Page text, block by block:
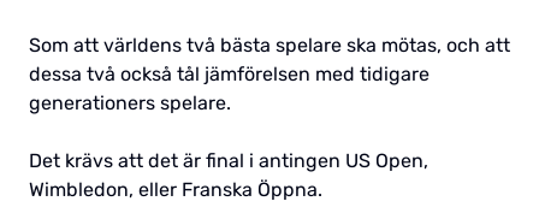
Som att världens två bästa spelare ska mötas, och att
dessa två också tål jämförelsen med tidigare
generationers spelare.
Det krävs att det är final i antingen US Open,
Wimbledon, eller Franska Öppna.